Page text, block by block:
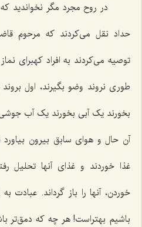
در روح مجرد مگر نخواندید
حداد نقل می‌کردند که مرحوم
توصیه می‌کردند به افراد کهبرای
طوری نروند وضو بگیرند، اول
بخورند یک آبی بخورند یک آب
آن حال و هوای سابق بیرون
غذا خوردند و غذای آنها
خوردن، آنها را باز گرداند.
باشیم بهتراست! هر چه که دمق‌تر